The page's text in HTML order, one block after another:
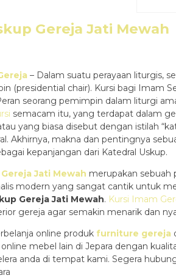
Gereja Jati Mewah
– Dalam suatu perayaan liturgis,
(presidential chair). Kursi bagi Imam
seorang pemimpin dalam liturgi
semacam itu, yang terdapat dalam
yang biasa disebut dengan istilah
Akhirnya, makna dan pentingnya
kepanjangan dari Katedral Uskup.
Jati Mewah merupakan sebuah
modern yang sangat cantik untuk
Gereja Jati Mewah. Kursi Imam
gereja agar semakin menarik dan
online produk furniture gereja
mebel lain di Jepara dengan
anda di tempat kami. Segera